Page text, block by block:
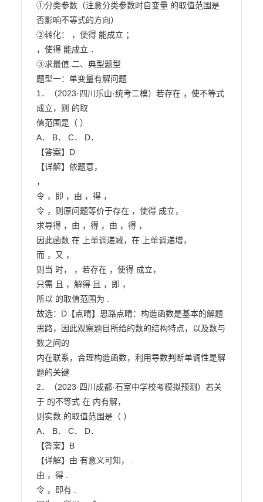
①分类参数（注意分类参数时自变量 的取值范围是
否影响不等式的方向）
②转化： ，使得 能成立 ；
，使得 能成立 ．
③求最值.二、典型题型
题型一：单变量有解问题
1．（2023·四川乐山·统考二模）若存在 ，使不等式
成立，则 的取
值范围是（ ）
A． B． C． D．
【答案】D
【详解】依题意，
，
令 ，即 ，由 ，得 ，
令 ，则原问题等价于存在 ，使得 成立，
求导得 ，由 ，得 ，由 ，得 ，
因此函数 在 上单调递减，在 上单调递增，
而 ，又 ，
则当 时， ，若存在 ，使得 成立，
只需 且 ，解得 且 ，即 ，
所以 的取值范围为 .
故选：D【点睛】思路点睛：构造函数是基本的解题
思路，因此观察题目所给的数的结构特点，以及数与
数之间的
内在联系，合理构造函数，利用导数判断单调性是解
题的关键.
2．（2023·四川成都·石室中学校考模拟预测）若关
于 的不等式 在 内有解，
则实数 的取值范围是（ ）
A． B． C． D．
【答案】B
【详解】由 有意义可知， .
由 ，得 .
令 ，即有 .